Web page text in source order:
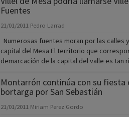
Fuentes
21/01/2011 Pedro Larrad
Numerosas fuentes moran por las calles
capital del Mesa El territorio que
demarcación de la capital del valle es tan
Montarrón continúa con su fiesta
bortarga por San Sebastián
21/01/2011 Miriam Perez Gordo